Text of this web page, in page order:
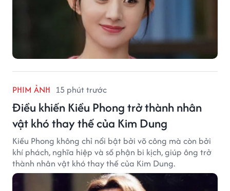
Kiều Phong không chỉ nổi bật bởi võ công mà còn bởi
khí phách, nghĩa hiệp và số phận bi kịch, giúp ông trở
thành nhân vật khó thay thế của Kim Dung.